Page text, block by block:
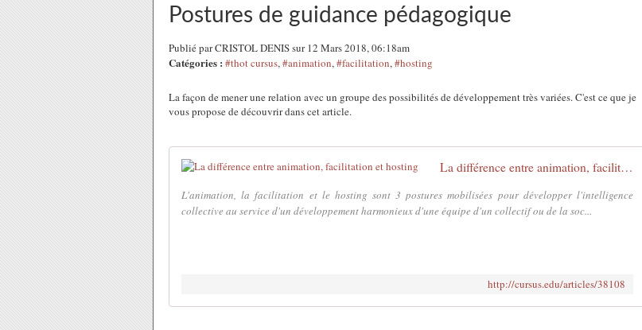
Postures de guidance pédagogique
Publié par CRISTOL DENIS sur 12 Mars 2018, 06:18am
Catégories : #thot cursus,#animation,#facilitation,#hosting
La façon de mener une relation avec un groupe des possibilités de développement très variées. C'est ce que je
vous propose de découvrir dans cet article.
La différence entre animation, facilitation et hosting
L'animation, la facilitation et le hosting sont 3 postures mobilisées pour développer l'intelligence
collective au service d'un développement harmonieux d'une équipe d'un collectif ou de la soc...
http://cursus.edu/articles/38108